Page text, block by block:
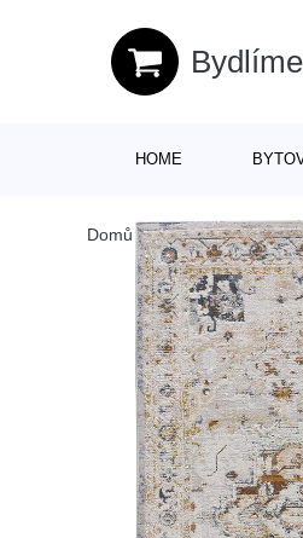
HOME
Domů /Produkty/> Textil